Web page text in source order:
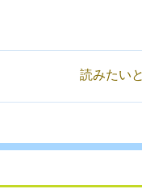
読みたい